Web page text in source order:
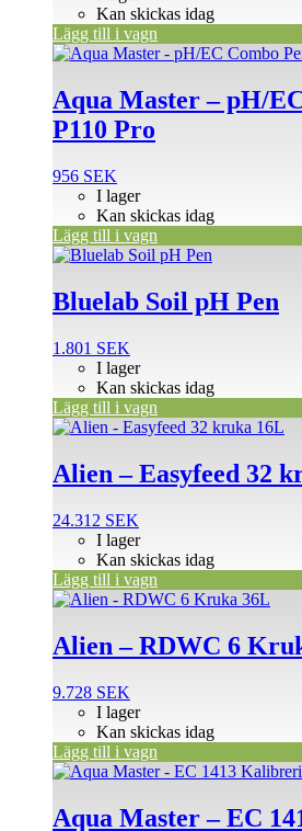
Kan skickas idag
Lägg till i vagn
Aqua Master – pH/
P110 Pro
956 SEK
I lager
Kan skickas idag
Lägg till i vagn
Bluelab Soil pH Pen
1.801 SEK
I lager
Kan skickas idag
Lägg till i vagn
Alien – Easyfeed 32
24.312 SEK
I lager
Kan skickas idag
Lägg till i vagn
Alien – RDWC 6
9.728 SEK
I lager
Kan skickas idag
Lägg till i vagn
Aqua Master – EC